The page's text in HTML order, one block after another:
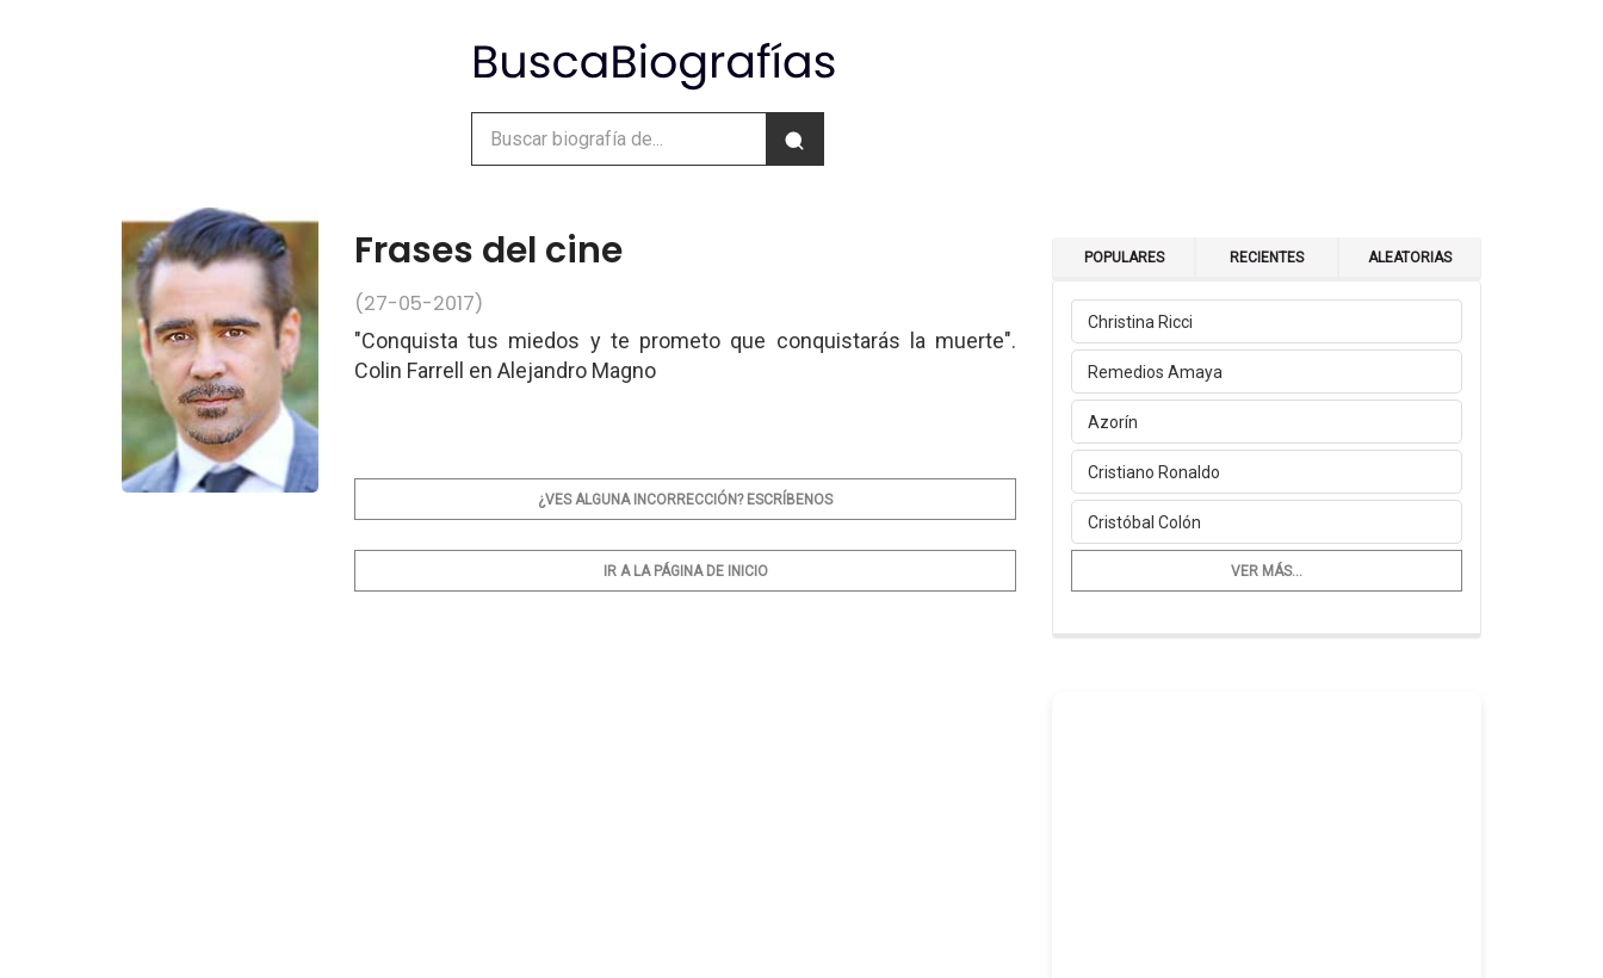
Frases del cine
(27-05-2017)
"Conquista tus miedos y te prometo que conquistarás la muerte".
Colin Farrell en Alejandro Magno
¿VES ALGUNA INCORRECCIÓN? ESCRÍBENOS
IR A LA PÁGINA DE INICIO
POPULARES RECIENTES ALEATORIAS
Christina Ricci
Remedios Amaya
Azorín
Cristiano Ronaldo
Cristóbal Colón
VER MÁS...